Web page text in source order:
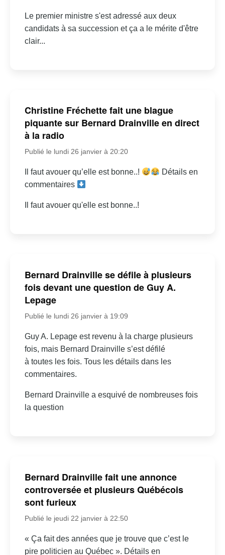
Le premier ministre s'est adressé aux deux
candidats à sa succession et ça a le mérite d'être
clair...
Christine Fréchette fait une blague
piquante sur Bernard Drainville en direct
à la radio
Publié le lundi 26 janvier à 20:20
Il faut avouer qu’elle est bonne..!
Détails en
commentaires
Il faut avouer qu'elle est bonne..!
Bernard Drainville se défile à plusieurs
fois devant une question de Guy A.
Lepage
Publié le lundi 26 janvier à 19:09
Guy A. Lepage est revenu à la charge plusieurs
fois, mais Bernard Drainville s’est défilé
à toutes les fois. Tous les détails dans les
commentaires.
Bernard Drainville a esquivé de nombreuses fois
la question
Bernard Drainville fait une annonce
controversée et plusieurs Québécois
sont furieux
Publié le jeudi 22 janvier à 22:50
« Ça fait des années que je trouve que c’est le
pire politicien au Québec ». Détails en